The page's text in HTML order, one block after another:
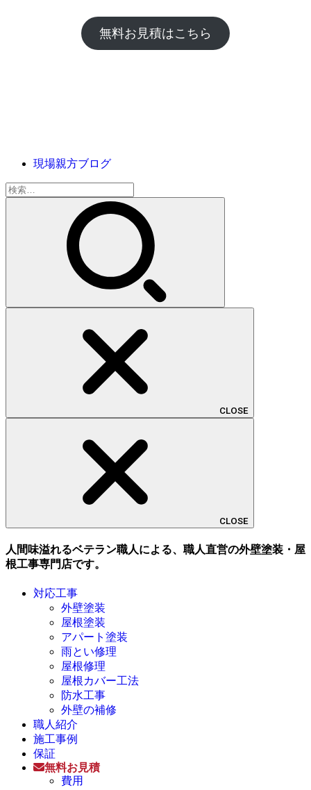
無料お見積はこちら
現場親方ブログ
検
索:
CLOSE
CLOSE
人間味溢れるベテラン職人による、職人直営の外壁塗装・屋
根工事専門店です。
対応工事
外壁塗装
屋根塗装
アパート塗装
雨とい修理
屋根修理
屋根カバー工法
防水工事
外壁の補修
職人紹介
施工事例
保証
無料お見積
費用